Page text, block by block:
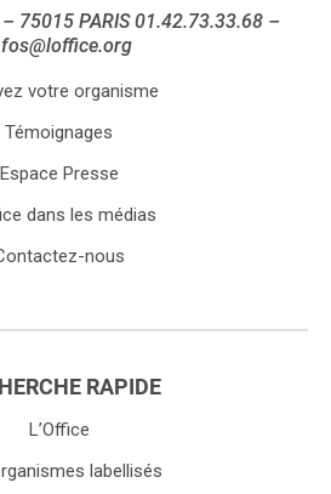
75015 PARIS 01.42.73.33.68 –
votre organisme
Témoignages
Espace Presse
dans les médias
nous
RAPIDE
L’Office
labellisés